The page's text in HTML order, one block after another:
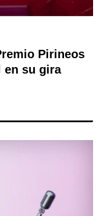
Pirineos
en su gira